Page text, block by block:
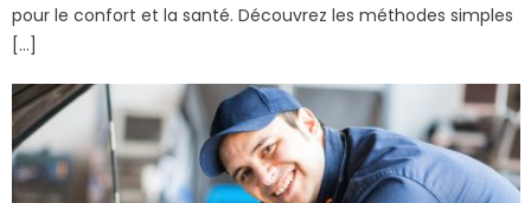
pour le confort et la santé. Découvrez les méthodes simples
[…]